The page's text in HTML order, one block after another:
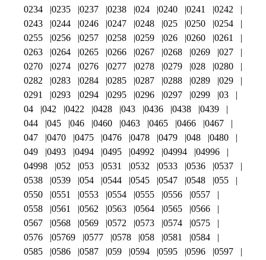
0234
0235 0237 0238 024 0240 0241
0242
0243
0244 0246 0247 0248 025 0250
0254
0255
0256 0257 0258 0259 026 0260
0261
0263
0264 0265 0266 0267 0268 0269
027
0270
0274 0276 0277 0278 0279 028
0280
0282
0283 0284 0285 0287 0288 0289
029
0291
0293 0294 0295 0296 0297 0299
03
04
042 0422 0428 043 0436 0438
0439
044
045 046 0460 0463 0465 0466
0467
047
0470 0475 0476 0478 0479 048
0480
049
0493 0494 0495 04992 04994
04996
04998
052 053 0531 0532 0533 0536
0537
0538
0539 054 0544 0545 0547 0548
055
0550
0551 0553 0554 0555 0556
0557
0558
0561 0562 0563 0564 0565
0566
0567
0568 0569 0572 0573 0574
0575
0576
05769 0577 0578 058 0581
0584
0585
0586 0587 059 0594 0595 0596
0597